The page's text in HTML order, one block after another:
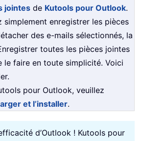
jointes de Kutools pour Outlook.
simplement enregistrer les pièces
des e-mails sélectionnés, la
toutes les pièces jointes
le faire en toute simplicité. Voici
pour Outlook, veuillez
et l’installer.
d’Outlook ! Kutools pour